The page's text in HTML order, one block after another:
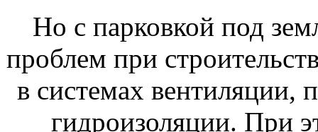
Но с парковкой под
проблем при
в системах вентиляции,
гидроизоляции. При